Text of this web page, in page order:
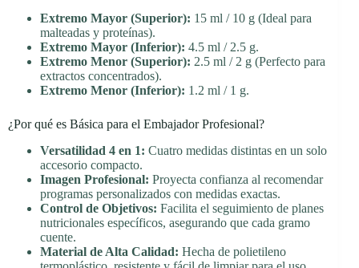
Extremo Mayor (Superior): 15 ml / 10 g (Ideal para
malteadas y proteínas).
Extremo Mayor (Inferior): 4.5 ml / 2.5 g.
Extremo Menor (Superior): 2.5 ml / 2 g (Perfecto para
extractos concentrados).
Extremo Menor (Inferior): 1.2 ml / 1 g.
¿Por qué es Básica para el Embajador Profesional?
Versatilidad 4 en 1: Cuatro medidas distintas en un solo
accesorio compacto.
Imagen Profesional: Proyecta confianza al recomendar
programas personalizados con medidas exactas.
Control de Objetivos: Facilita el seguimiento de planes
nutricionales específicos, asegurando que cada gramo
cuente.
Material de Alta Calidad: Hecha de polietileno